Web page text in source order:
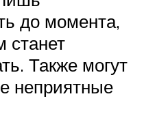
до момента,
станет
Также могут
неприятные